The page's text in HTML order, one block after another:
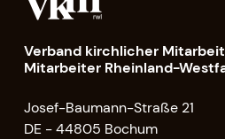
Verband kirchlicher
Mitarbeiter Rheinland-
Josef-Baumann-Straße 21
DE - 44805 Bochum